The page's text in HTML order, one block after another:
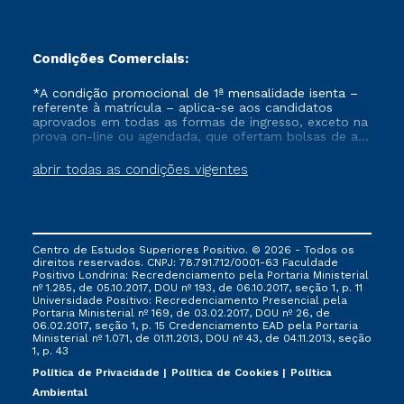
Condições Comerciais:
abrir todas as condições vigentes
*A condição promocional de 1ª mensalidade isenta –
referente à matrícula – aplica-se aos candidatos
aprovados em todas as formas de ingresso, exceto na
prova on-line ou agendada, que ofertam bolsas de até
vigente, que ainda não tenham efetivado e/ou não
tenham cancelado ou trancado sua matrícula em uma
via FIES, Prouni e outros programas governamentais, e
não se acumula com nenhuma outra campanha
ofertada pela Instituição.
Centro de Estudos Superiores Positivo. © 2026 - Todos os
direitos reservados. CNPJ: 78.791.712/0001-63 Faculdade
Positivo Londrina: Recredenciamento pela Portaria Ministerial
nº 1.285, de 05.10.2017, DOU nº 193, de 06.10.2017, seção 1, p. 11
Universidade Positivo: Recredenciamento Presencial ​pela
Portaria Ministerial nº 169, de 03.02.2017, DOU nº 26, de
06.02.2017, seção 1, p. 15 Credenciamento EAD pela Portaria
Ministerial nº 1.071, de 01.11.2013, DOU nº 43, de 04.11.2013, seção
1, p. 43
Política de Privacidade
Política de Cookies
Política
Ambiental